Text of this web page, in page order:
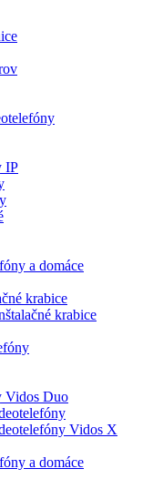
IP
a domáce
krabice
krabice
Vidos Duo
Vidos X
a domáce